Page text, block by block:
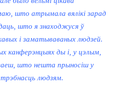
што атрымала вялікі зарад
што я знаходжуся ў
і заматываваных людзей.
канферэнцыях ды і, у цэлым,
што нешта прыносіш у
людзям.